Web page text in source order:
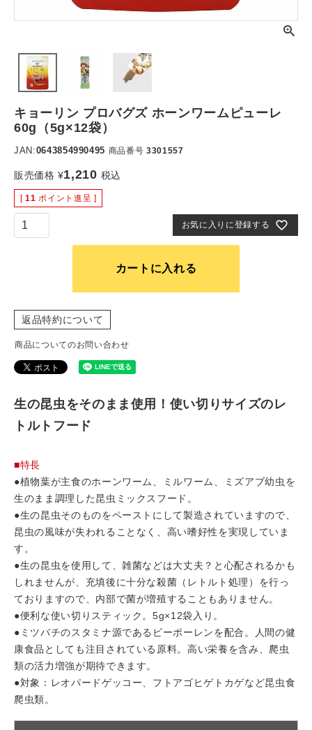
キョーリン プロバグズ ホーンワームピューレ
60g（5g×12袋）
JAN:0643854990495 商品番号 3301557
販売価格 ¥1,210 税込
[ 11 ポイント進呈 ]
お気に入りに登録する
カートに入れる
返品特約について
商品についてのお問い合わせ
生の昆虫をそのまま使用！使い切りサイズのレ
トルトフード
■特長
●植物葉が主食のホーンワーム、ミルワーム、ミズアブ幼虫を
生のまま調理した昆虫ミックスフード。
●生の昆虫そのものをペーストにして製造されていますので、
昆虫の風味が失われることなく、高い嗜好性を実現していま
す。
●生の昆虫を使用して、雑菌などは大丈夫？と心配されるかも
しれませんが、充填後に十分な殺菌（レトルト処理）を行っ
ておりますので、内部で菌が増殖することもありません。
●便利な使い切りスティック。5g×12袋入り。
●ミツバチのスタミナ源であるビーポーレンを配合。人間の健
康食品としても注目されている原料。高い栄養を含み、爬虫
類の活力増強が期待できます。
●対象：レオパードゲッコー、フトアゴヒゲトカゲなど昆虫食
爬虫類。